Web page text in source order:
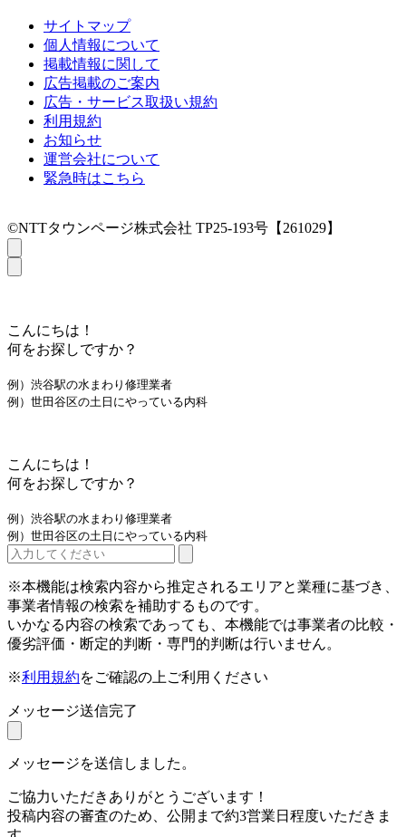
サイトマップ
個人情報について
掲載情報に関して
広告掲載のご案内
広告・サービス取扱い規約
利用規約
お知らせ
運営会社について
緊急時はこちら
©NTTタウンページ株式会社 TP25-193号【261029】
こんにちは！
何をお探しですか？
例）渋谷駅の水まわり修理業者
例）世田谷区の土日にやっている内科
こんにちは！
何をお探しですか？
例）渋谷駅の水まわり修理業者
例）世田谷区の土日にやっている内科
※本機能は検索内容から推定されるエリアと業種に基づき、
事業者情報の検索を補助するものです。
いかなる内容の検索であっても、本機能では事業者の比較・
優劣評価・断定的判断・専門的判断は行いません。
※利用規約をご確認の上ご利用ください
メッセージ送信完了
メッセージを送信しました。
ご協力いただきありがとうございます！
投稿内容の審査のため、公開まで約3営業日程度いただきま